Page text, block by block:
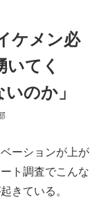
ケメン必
てく
のか」
ーションが上が
ト調査でこんな
きている。